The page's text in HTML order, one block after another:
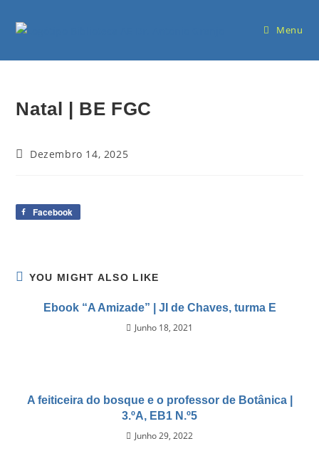
Menu
Natal | BE FGC
Dezembro 14, 2025
Facebook
YOU MIGHT ALSO LIKE
Ebook “A Amizade” | JI de Chaves, turma E
Junho 18, 2021
A feiticeira do bosque e o professor de Botânica |
3.ºA, EB1 N.º5
Junho 29, 2022